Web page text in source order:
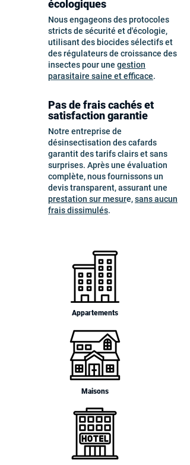
écologiques
Nous engageons des protocoles
stricts de sécurité et d'écologie,
utilisant des biocides sélectifs et
des régulateurs de croissance des
insectes pour une gestion
parasitaire saine et efficace.
Pas de frais cachés et
satisfaction garantie
Notre entreprise de
désinsectisation des cafards
garantit des tarifs clairs et sans
surprises. Après une évaluation
complète, nous fournissons un
devis transparent, assurant une
prestation sur mesure,sans aucun
frais dissimulés.
Appartements
Maisons